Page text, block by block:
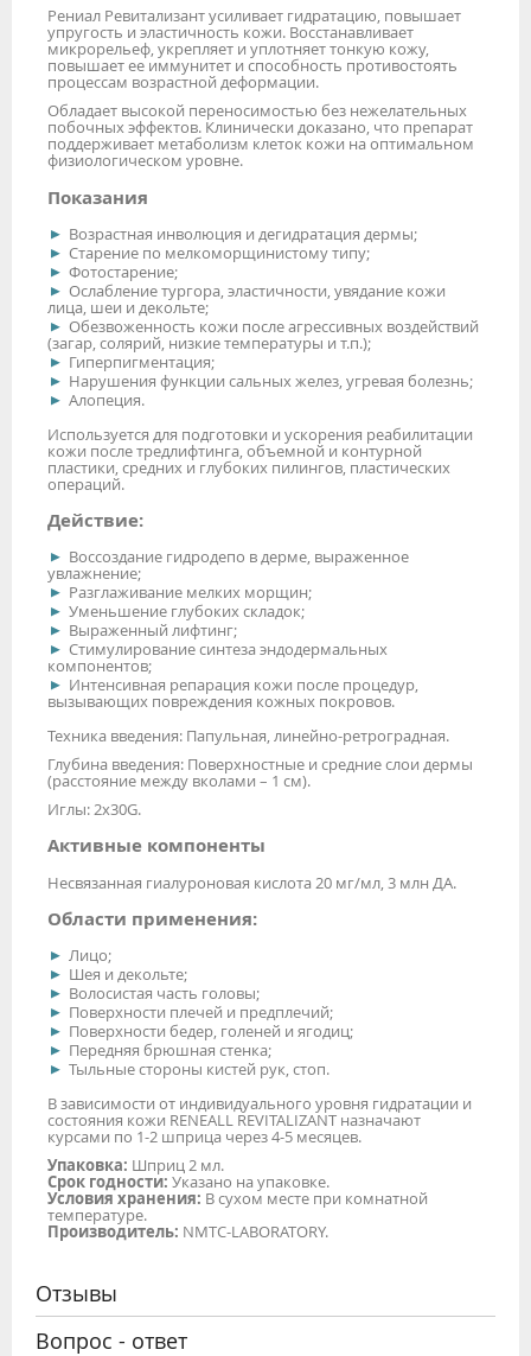
Рениал Ревитализант усиливает гидратацию, повышает
упругость и эластичность кожи. Восстанавливает
микрорельеф, укрепляет и уплотняет тонкую кожу,
повышает ее иммунитет и способность противостоять
процессам возрастной деформации.
Обладает высокой переносимостью без нежелательных
побочных эффектов. Клинически доказано, что препарат
поддерживает метаболизм клеток кожи на оптимальном
физиологическом уровне.
Показания
Возрастная инволюция и дегидратация дермы;
Старение по мелкоморщинистому типу;
Фотостарение;
Ослабление тургора, эластичности, увядание кожи
лица, шеи и декольте;
Обезвоженность кожи после агрессивных воздействий
(загар, солярий, низкие температуры и т.п.);
Гиперпигментация;
Нарушения функции сальных желез, угревая болезнь;
Алопеция.
Используется для подготовки и ускорения реабилитации
кожи после тредлифтинга, объемной и контурной
пластики, средних и глубоких пилингов, пластических
операций.
Действие:
Воссоздание гидродепо в дерме, выраженное
увлажнение;
Разглаживание мелких морщин;
Уменьшение глубоких складок;
Выраженный лифтинг;
Стимулирование синтеза эндодермальных
компонентов;
Интенсивная репарация кожи после процедур,
вызывающих повреждения кожных покровов.
Техника введения: Папульная, линейно-ретроградная.
Глубина введения: Поверхностные и средние слои дермы
(расстояние между вколами – 1 см).
Иглы: 2x30G.
Активные компоненты
Несвязанная гиалуроновая кислота 20 мг/мл, 3 млн ДА.
Области применения:
Лицо;
Шея и декольте;
Волосистая часть головы;
Поверхности плечей и предплечий;
Поверхности бедер, голеней и ягодиц;
Передняя брюшная стенка;
Тыльные стороны кистей рук, стоп.
В зависимости от индивидуального уровня гидратации и
состояния кожи RENEALL REVITALIZANT назначают
курсами по 1-2 шприца через 4-5 месяцев.
Упаковка: Шприц 2 мл.
Срок годности: Указано на упаковке.
Условия хранения: В сухом месте при комнатной
температуре.
Производитель: NMTC-LABORATORY.
Отзывы
Вопрос - ответ